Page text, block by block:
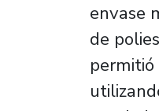
envase
de